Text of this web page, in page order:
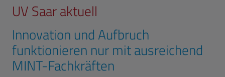
UV Saar aktuell
Innovation und Aufbruch
funktionieren nur mit ausreichend
MINT-Fachkräften